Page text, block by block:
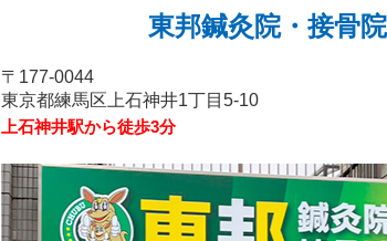
東邦鍼灸院・接骨
〒177-0044
東京都練馬区上石神井1丁目5-10
上石神井駅から徒歩3分